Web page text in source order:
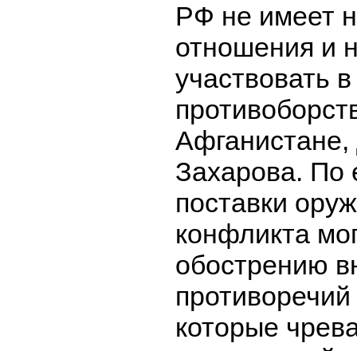
РФ не имеет
отношения и
участвовать
Захарова. По
поставки
конфликта
обострению
которые